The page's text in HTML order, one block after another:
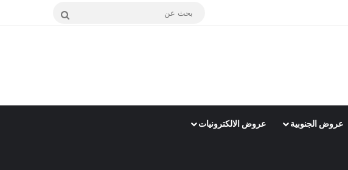
بحث
عروض الجنوبية عروض الالكترونيات